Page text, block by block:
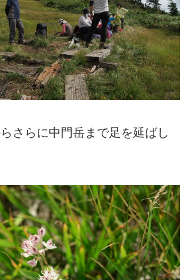
さらに中門岳まで足を延ばし